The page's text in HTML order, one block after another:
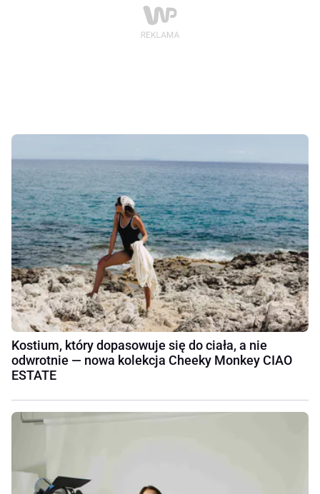
Kostium, który dopasowuje się do ciała, a nie
odwrotnie — nowa kolekcja Cheeky Monkey CIAO
ESTATE